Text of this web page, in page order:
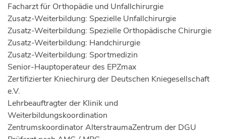
Facharzt für Orthopädie und Unfallchirurgie
Zusatz-Weiterbildung: Spezielle Unfallchirurgie
Zusatz-Weiterbildung: Spezielle Orthopädische Chirurgie
Zusatz-Weiterbildung: Handchirurgie
Zusatz-Weiterbildung: Sportmedizin
Senior-Hauptoperateur des EPZmax
Zertifizierter Kniechirurg der Deutschen Kniegesellschaft
e.V.
Lehrbeauftragter der Klinik und
Weiterbildungskoordination
Zentrumskoordinator AlterstraumaZentrum der DGU